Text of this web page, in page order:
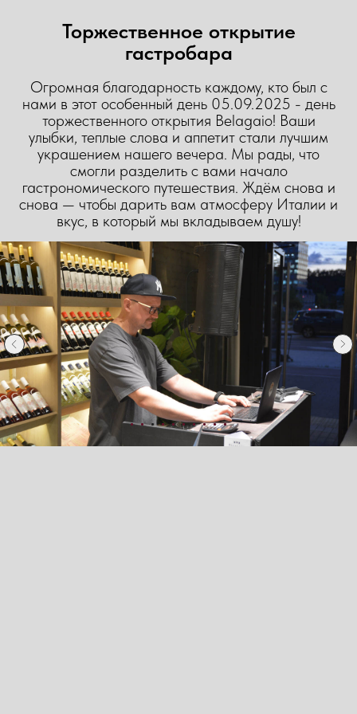
Торжественное открытие
гастробара
Огромная благодарность каждому, кто был с
нами в этот особенный день 05.09.2025 - день
торжественного открытия Belagaio! Ваши
улыбки, теплые слова и аппетит стали лучшим
украшением нашего вечера. Мы рады, что
смогли разделить с вами начало
гастрономического путешествия. Ждём снова и
снова — чтобы дарить вам атмосферу Италии и
вкус, в который мы вкладываем душу!